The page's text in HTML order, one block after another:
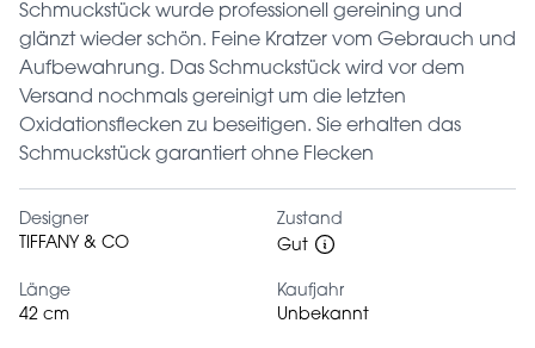
Schmuckstück wurde professionell gereining und
glänzt wieder schön. Feine Kratzer vom Gebrauch und
Aufbewahrung. Das Schmuckstück wird vor dem
Versand nochmals gereinigt um die letzten
Oxidationsflecken zu beseitigen. Sie erhalten das
Schmuckstück garantiert ohne Flecken
Designer
TIFFANY & CO
Zustand
Gut
Länge
42 cm
Kaufjahr
Unbekannt